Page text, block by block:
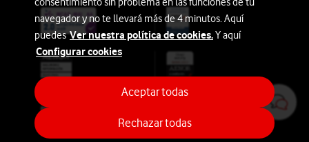
navegador y no te llevará más de 4 minutos. Aquí
puedesVer nuestra política de cookies.Y aquí
Configurar cookies
Rechazar todas
Aceptar todas